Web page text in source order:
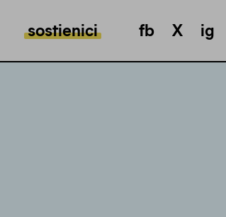
sostienici fb X ig